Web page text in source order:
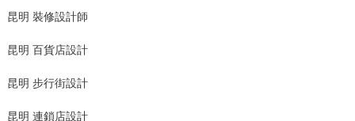
昆明 裝修設計師
昆明 百貨店設計
昆明 步行街設計
昆明 連鎖店設計